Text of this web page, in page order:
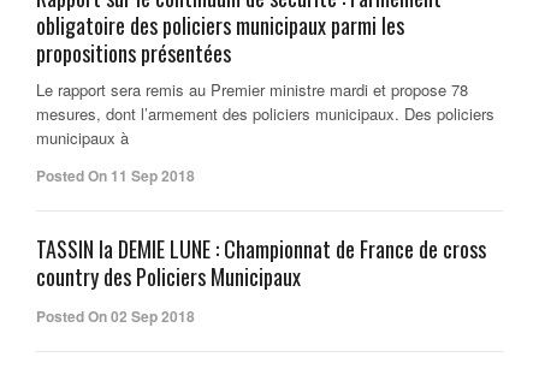
obligatoire des policiers municipaux parmi les
propositions présentées
Le rapport sera remis au Premier ministre mardi et propose 78
mesures, dont l’armement des policiers municipaux. Des policiers
municipaux à
Posted On 11 Sep 2018
TASSIN la DEMIE LUNE : Championnat de France de cross
country des Policiers Municipaux
Posted On 02 Sep 2018